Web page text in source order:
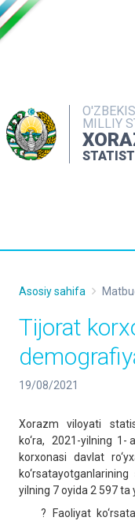
MILLIY
Asosiy sahifa
Tijorat
19/08/2021
Xorazm viloyati
ko‘ra, 2021-yilning 1-
korxonasi davlat
yilning 7 oyida 2 597 ta
? Faoliyat